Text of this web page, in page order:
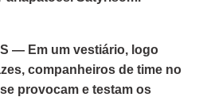
— Em um vestiário, logo
companheiros de time no
provocam e testam os